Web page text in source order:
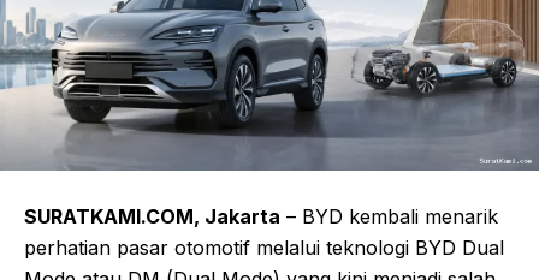
SURATKAMI.COM, Jakarta – BYD kembali menarik
perhatian pasar otomotif melalui teknologi BYD Dual